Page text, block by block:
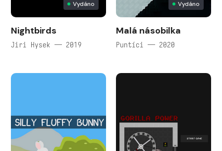
Vydáno
Nightbirds
Jiri Hysek — 2019
Vydáno
Malá násobilka
Puntíci — 2020